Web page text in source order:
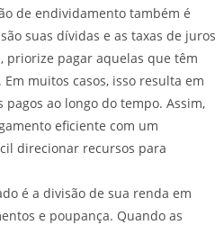
de endividamento também é
suas dívidas e as taxas de juros
priorize pagar aquelas que têm
muitos casos, isso resulta em
ao longo do tempo. Assim,
eficiente com um
direcionar recursos para
é a divisão de sua renda em
e poupança. Quando as